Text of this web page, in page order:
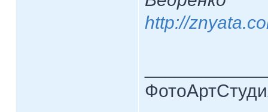
http://